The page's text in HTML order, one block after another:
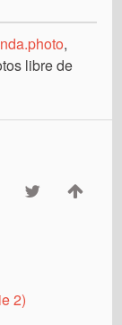
,
libre de
2)